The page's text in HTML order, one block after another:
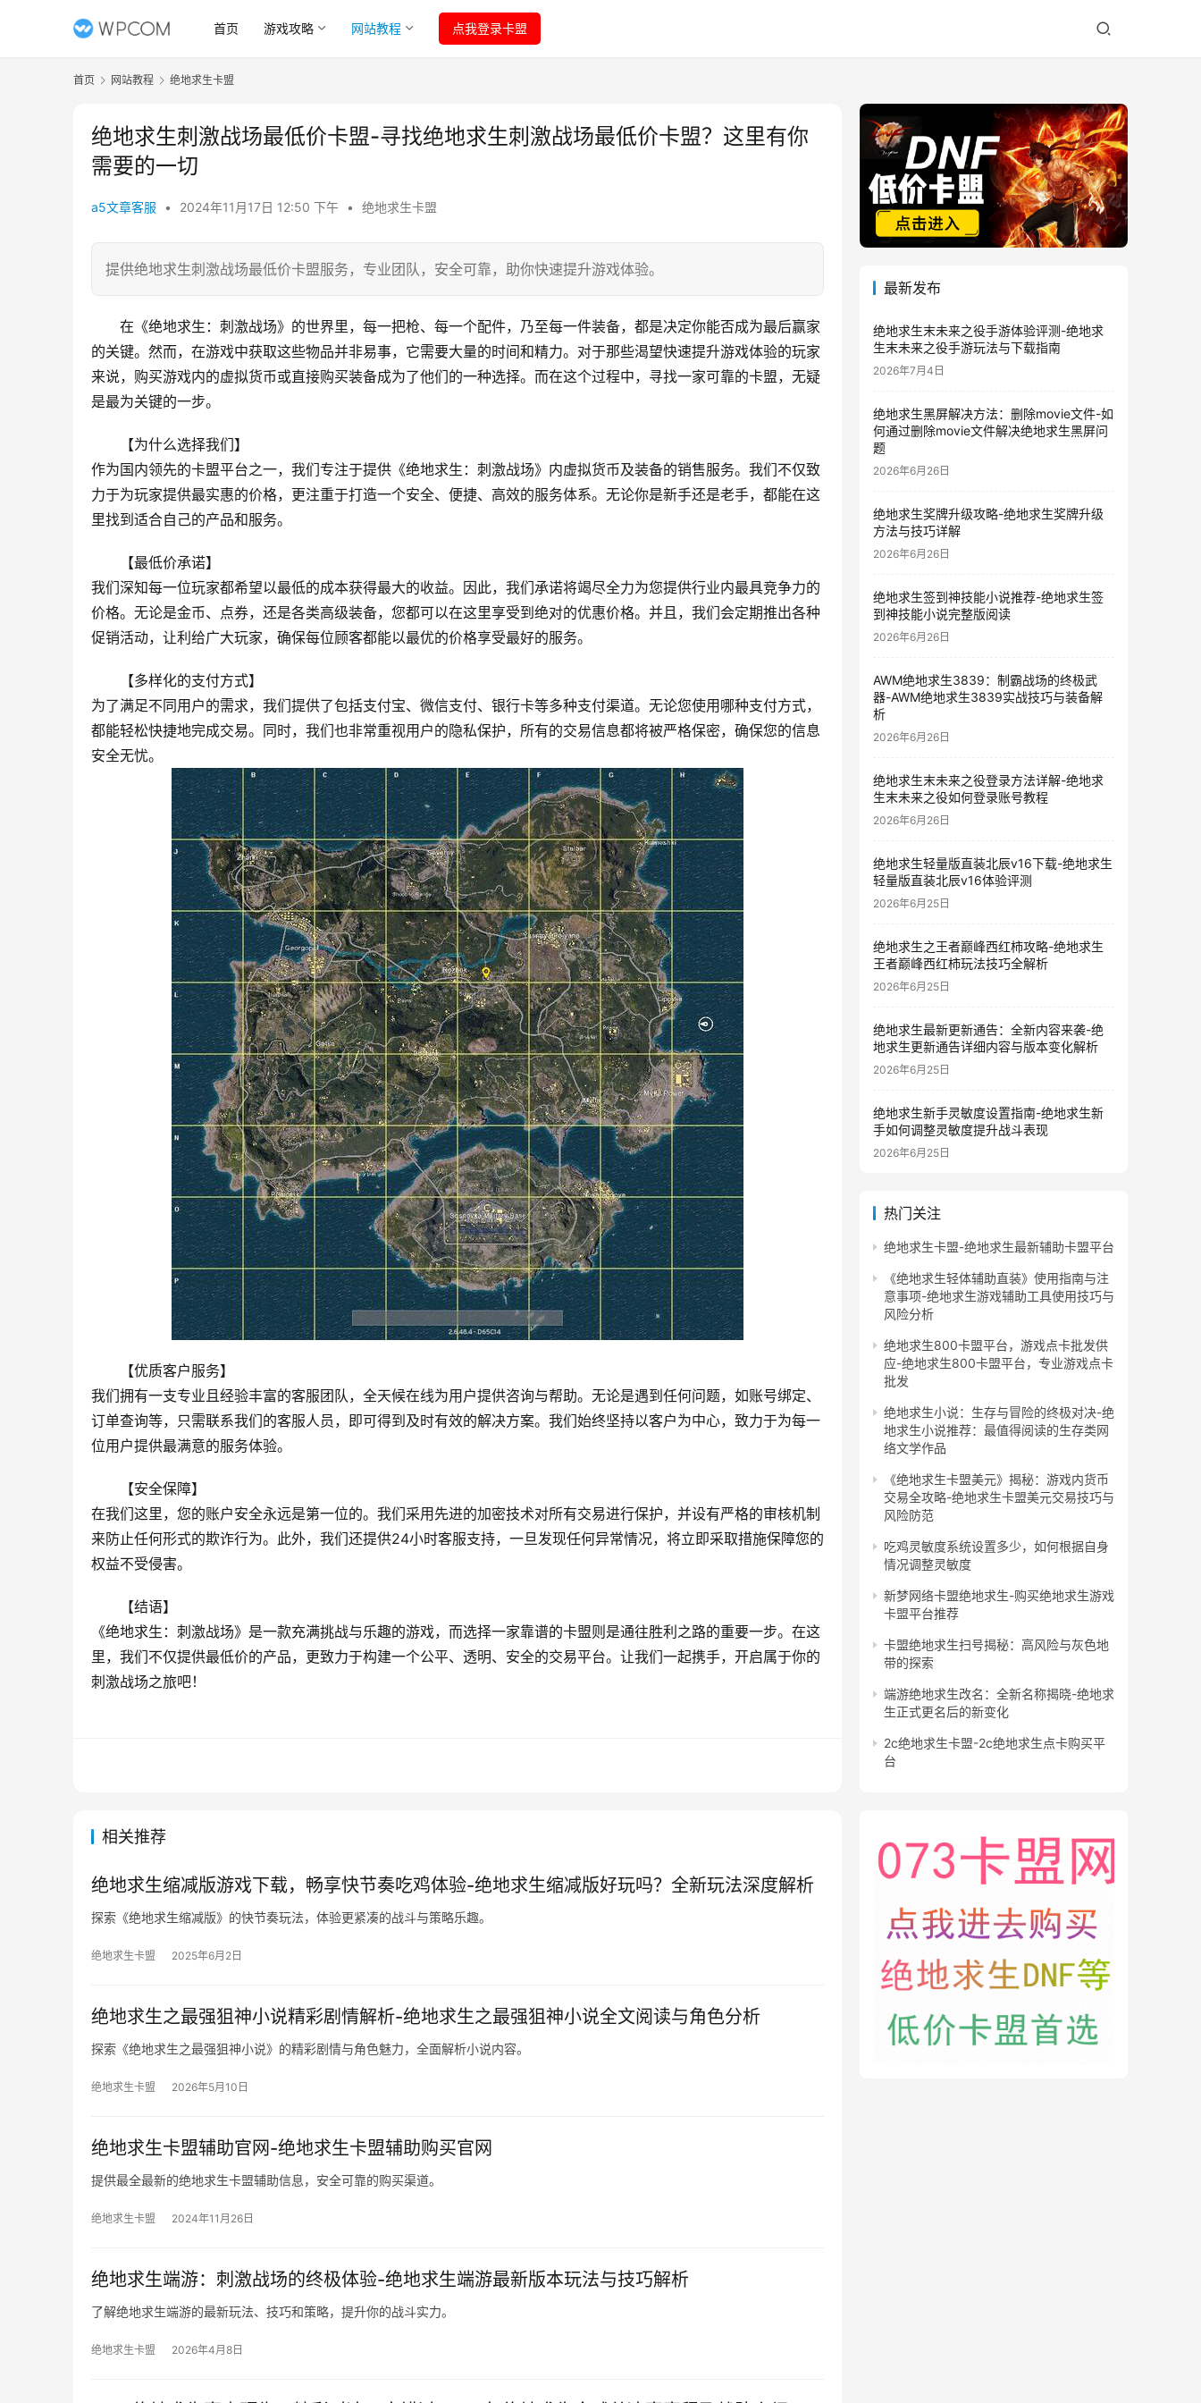
首页 游戏攻略 网站教程 点我登录卡盟
首页 网站教程 绝地求生卡盟
绝地求生刺激战场最低价卡盟-寻找绝地求生刺激战场最低价卡盟？这里有你
需要的一切
a5文章客服 • 2024年11月17日 12:50 下午 • 绝地求生卡盟
提供绝地求生刺激战场最低价卡盟服务，专业团队，安全可靠，助你快速提升游戏体验。
在《绝地求生：刺激战场》的世界里，每一把枪、每一个配件，乃至每一件装备，都是决定你能否成为最后赢家
的关键。然而，在游戏中获取这些物品并非易事，它需要大量的时间和精力。对于那些渴望快速提升游戏体验的玩家
来说，购买游戏内的虚拟货币或直接购买装备成为了他们的一种选择。而在这个过程中，寻找一家可靠的卡盟，无疑
是最为关键的一步。
【为什么选择我们】
作为国内领先的卡盟平台之一，我们专注于提供《绝地求生：刺激战场》内虚拟货币及装备的销售服务。我们不仅致
力于为玩家提供最实惠的价格，更注重于打造一个安全、便捷、高效的服务体系。无论你是新手还是老手，都能在这
里找到适合自己的产品和服务。
【最低价承诺】
我们深知每一位玩家都希望以最低的成本获得最大的收益。因此，我们承诺将竭尽全力为您提供行业内最具竞争力的
价格。无论是金币、点券，还是各类高级装备，您都可以在这里享受到绝对的优惠价格。并且，我们会定期推出各种
促销活动，让利给广大玩家，确保每位顾客都能以最优的价格享受最好的服务。
【多样化的支付方式】
为了满足不同用户的需求，我们提供了包括支付宝、微信支付、银行卡等多种支付渠道。无论您使用哪种支付方式，
都能轻松快捷地完成交易。同时，我们也非常重视用户的隐私保护，所有的交易信息都将被严格保密，确保您的信息
安全无忧。
【优质客户服务】
我们拥有一支专业且经验丰富的客服团队，全天候在线为用户提供咨询与帮助。无论是遇到任何问题，如账号绑定、
订单查询等，只需联系我们的客服人员，即可得到及时有效的解决方案。我们始终坚持以客户为中心，致力于为每一
位用户提供最满意的服务体验。
【安全保障】
在我们这里，您的账户安全永远是第一位的。我们采用先进的加密技术对所有交易进行保护，并设有严格的审核机制
来防止任何形式的欺诈行为。此外，我们还提供24小时客服支持，一旦发现任何异常情况，将立即采取措施保障您的
权益不受侵害。
【结语】
《绝地求生：刺激战场》是一款充满挑战与乐趣的游戏，而选择一家靠谱的卡盟则是通往胜利之路的重要一步。在这
里，我们不仅提供最低价的产品，更致力于构建一个公平、透明、安全的交易平台。让我们一起携手，开启属于你的
刺激战场之旅吧！
相关推荐
绝地求生缩减版游戏下载，畅享快节奏吃鸡体验-绝地求生缩减版好玩吗？全新玩法深度解析
探索《绝地求生缩减版》的快节奏玩法，体验更紧凑的战斗与策略乐趣。
绝地求生卡盟 2025年6月2日
绝地求生之最强狙神小说精彩剧情解析-绝地求生之最强狙神小说全文阅读与角色分析
探索《绝地求生之最强狙神小说》的精彩剧情与角色魅力，全面解析小说内容。
绝地求生卡盟 2026年5月10日
绝地求生卡盟辅助官网-绝地求生卡盟辅助购买官网
提供最全最新的绝地求生卡盟辅助信息，安全可靠的购买渠道。
绝地求生卡盟 2024年11月26日
绝地求生端游：刺激战场的终极体验-绝地求生端游最新版本玩法与技巧解析
了解绝地求生端游的最新玩法、技巧和策略，提升你的战斗实力。
绝地求生卡盟 2026年4月8日
最新发布
绝地求生末未来之役手游体验评测-绝地求
生末未来之役手游玩法与下载指南
2026年7月4日
绝地求生黑屏解决方法：删除movie文件-如
何通过删除movie文件解决绝地求生黑屏问
题
2026年6月26日
绝地求生奖牌升级攻略-绝地求生奖牌升级
方法与技巧详解
2026年6月26日
绝地求生签到神技能小说推荐-绝地求生签
到神技能小说完整版阅读
2026年6月26日
AWM绝地求生3839：制霸战场的终极武
器-AWM绝地求生3839实战技巧与装备解
析
2026年6月26日
绝地求生末未来之役登录方法详解-绝地求
生末未来之役如何登录账号教程
2026年6月26日
绝地求生轻量版直装北辰v16下载-绝地求生
轻量版直装北辰v16体验评测
2026年6月25日
绝地求生之王者巅峰西红柿攻略-绝地求生
王者巅峰西红柿玩法技巧全解析
2026年6月25日
绝地求生最新更新通告：全新内容来袭-绝
地求生更新通告详细内容与版本变化解析
2026年6月25日
绝地求生新手灵敏度设置指南-绝地求生新
手如何调整灵敏度提升战斗表现
2026年6月25日
热门关注
绝地求生卡盟-绝地求生最新辅助卡盟平台
《绝地求生轻体辅助直装》使用指南与注
意事项-绝地求生游戏辅助工具使用技巧与
风险分析
绝地求生800卡盟平台，游戏点卡批发供
应-绝地求生800卡盟平台，专业游戏点卡
批发
绝地求生小说：生存与冒险的终极对决-绝
地求生小说推荐：最值得阅读的生存类网
络文学作品
《绝地求生卡盟美元》揭秘：游戏内货币
交易全攻略-绝地求生卡盟美元交易技巧与
风险防范
吃鸡灵敏度系统设置多少，如何根据自身
情况调整灵敏度
新梦网络卡盟绝地求生-购买绝地求生游戏
卡盟平台推荐
卡盟绝地求生扫号揭秘：高风险与灰色地
带的探索
端游绝地求生改名：全新名称揭晓-绝地求
生正式更名后的新变化
2c绝地求生卡盟-2c绝地求生点卡购买平
台